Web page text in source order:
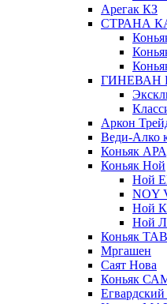
Арегак КЗ
СТРАНА
ГИНЕВАН
Аркон
Веди-Алко
Коньяк
Коньяк Ной
Ной
NOY
Ной
Ной
Коньяк
Мргашен
Саят Нова
Коньяк